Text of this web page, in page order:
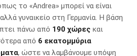
το «Andrea» μπορεί να είναι
γυναικείο στη Γερμανία. Η βάση
πάνω από 190 χώρες και
από 6 εκατομμύρια
, ώστε να λαμβάνουμε υπόψη